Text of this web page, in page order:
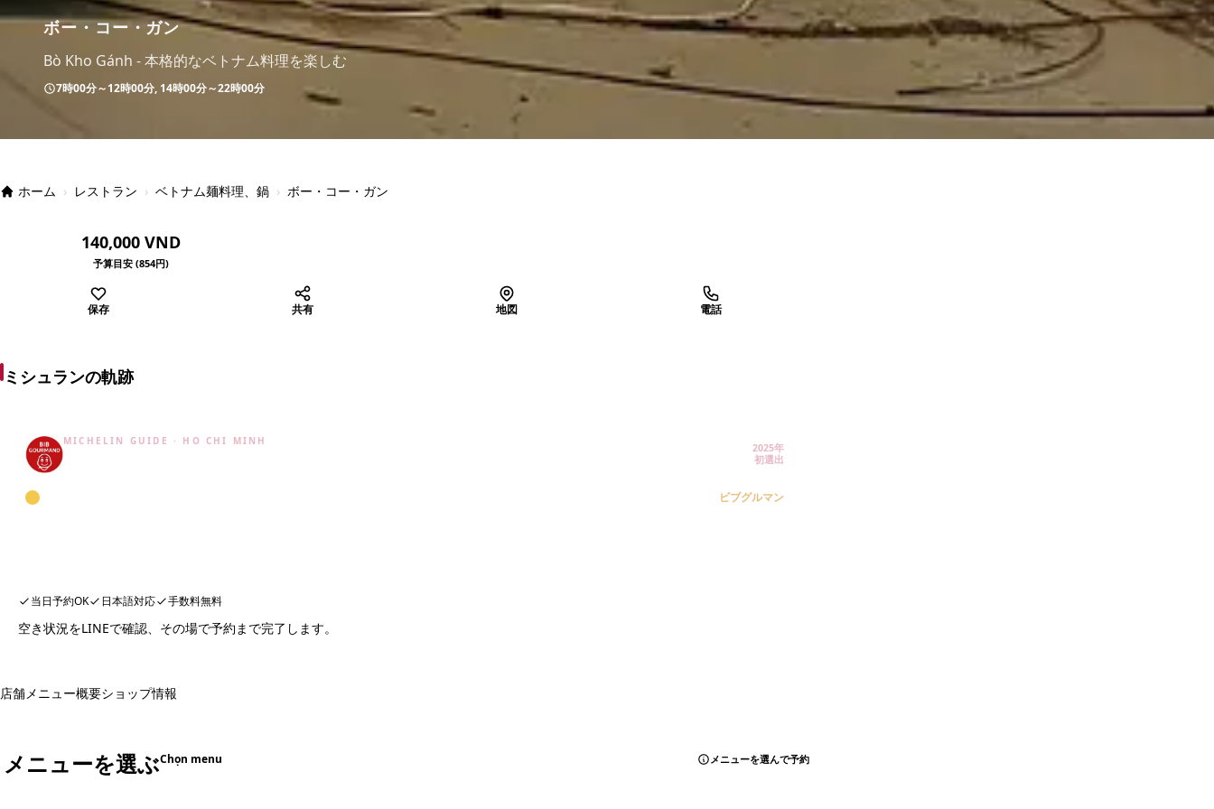
ボー・コー・ガン
Bò Kho Gánh - 本格的なベトナム料理を楽しむ
7時00分～12時00分, 14時00分～22時00分
ホーム › レストラン › ベトナム麺料理、鍋 › ボー・コー・ガン
140,000 VND
予算目安 (854円)
保存 共有 地図 電話
ミシュランの軌跡
MICHELIN GUIDE · HO CHI MINH
2025年
初選出
ビブグルマン
当日予約OK 日本語対応 手数料無料
空き状況をLINEで確認、その場で予約まで完了します。
店舗メニュー概要ショップ情報
メニューを選ぶChọn menu メニューを選んで予約